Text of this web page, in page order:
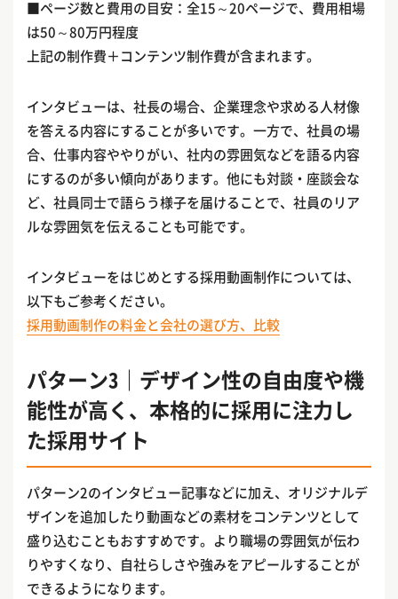
■ページ数と費用の目安：全15～20ページで、費用相場
は50～80万円程度
上記の制作費＋コンテンツ制作費が含まれます。
インタビューは、社長の場合、企業理念や求める人材像
を答える内容にすることが多いです。一方で、社員の場
合、仕事内容ややりがい、社内の雰囲気などを語る内容
にするのが多い傾向があります。他にも対談・座談会な
ど、社員同士で語らう様子を届けることで、社員のリア
ルな雰囲気を伝えることも可能です。
インタビューをはじめとする採用動画制作については、
以下もご参考ください。
採用動画制作の料金と会社の選び方、比較
パターン3｜デザイン性の自由度や機
能性が高く、本格的に採用に注力し
た採用サイト
パターン2のインタビュー記事などに加え、オリジナルデ
ザインを追加したり動画などの素材をコンテンツとして
盛り込むこともおすすめです。より職場の雰囲気が伝わ
りやすくなり、自社らしさや強みをアピールすることが
できるようになります。